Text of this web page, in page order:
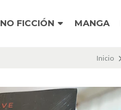
NO FICCIÓN MANGA
Inicio